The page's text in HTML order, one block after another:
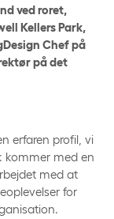
ved roret,
Kellers Park,
Chef på
på det
erfaren profil, vi
kommer med en
med at
for